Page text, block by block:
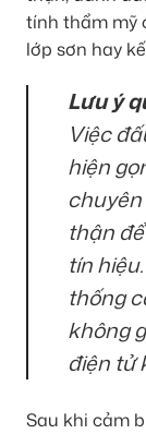
tính thẩm mỹ
lớp sơn hay
Lưu ý
Việc
hiện
thận
tín
thống
không
điện tử
Sau khi cảm